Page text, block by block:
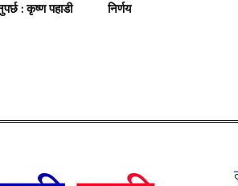
: कृष्ण पहाडी
निर्णय